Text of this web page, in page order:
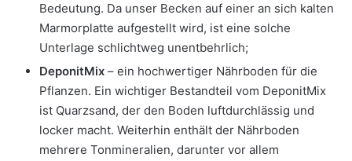
Bedeutung. Da unser Becken auf einer an sich kalten
Marmorplatte aufgestellt wird, ist eine solche
Unterlage schlichtweg unentbehrlich;
DeponitMix – ein hochwertiger Nährboden für die
Pflanzen. Ein wichtiger Bestandteil vom DeponitMix
ist Quarzsand, der den Boden luftdurchlässig und
locker macht. Weiterhin enthält der Nährboden
mehrere Tonmineralien, darunter vor allem